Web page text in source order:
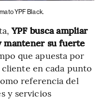
YPF Black.
YPF busca ampliar
mantener su fuerte
que apuesta por
en cada punto
referencia del
y servicios